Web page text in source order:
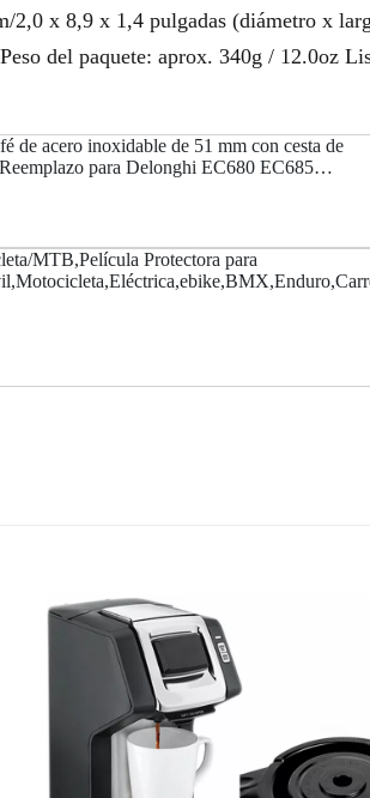
x 8,9 x 1,4 pulgadas (diámetro x
del paquete: aprox. 340g / 12.0oz
de acero inoxidable de 51 mm con cesta de
para Delonghi EC680 EC685
MTB,Película Protectora para